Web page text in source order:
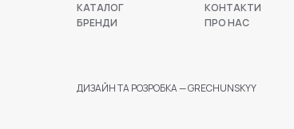
ПРО НАС
КОНТАКТИ
КАТАЛОГ
БРЕНДИ
ДИЗАЙН ТА РОЗРОБКА — GRECHUNSKYY